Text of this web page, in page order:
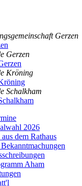
2026
dem Rathaus
Aham